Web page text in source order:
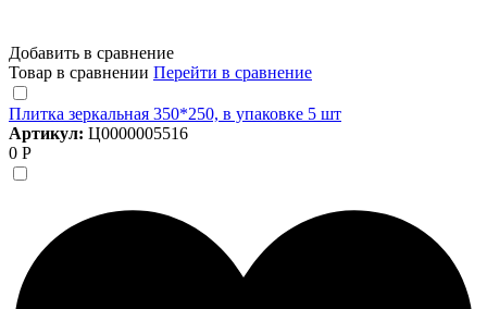
Добавить в сравнение
Товар в сравнении Перейти в сравнение
Плитка зеркальная 350*250, в упаковке 5 шт
Артикул: Ц0000005516
0 Р